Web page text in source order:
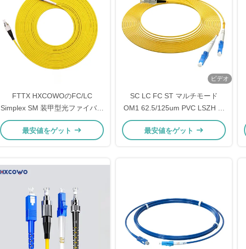
FTTX HXCOWOのFC/LC
Simplex SM 装甲型光ファイバー
パッチコードでネットワークを
アップグレードします
最安値をゲット
ビデオ
SC LC FC ST マルチモード
OM1 62.5/125um PVC LSZH ジ
ャケット 装甲型光ファイバーパ
ッチコード
最安値をゲット